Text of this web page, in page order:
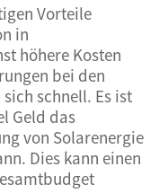
Vorteile
in
höhere Kosten
bei den
schnell. Es ist
Geld das
von Solarenergie
Dies kann einen